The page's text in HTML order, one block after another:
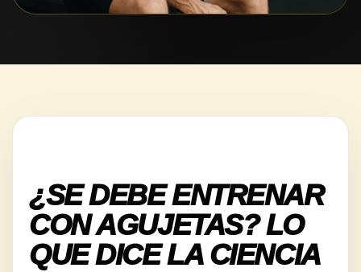
¿SE DEBE ENTRENAR
CON AGUJETAS? LO
QUE DICE LA CIENCIA